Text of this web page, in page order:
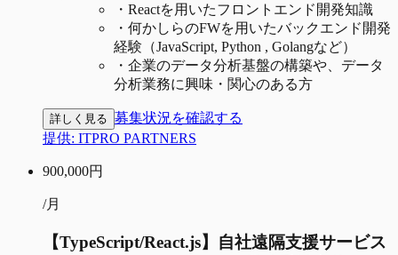
・ Reactを用いたフロントエンド開発知識
・ 何かしらのFWを用いたバックエンド開発
経験（JavaScript, Python , Golangなど）
・ 企業のデータ分析基盤の構築や、データ
分析業務に興味・関心のある方
詳しく見る 募集状況を確認する
提供: ITPRO PARTNERS
900,000円
/月
【TypeScript/React.js】自社遠隔支援サービス